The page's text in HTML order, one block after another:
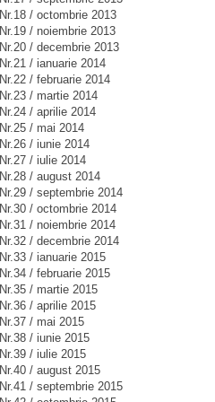
Nr.18 / octombrie 2013
Nr.19 / noiembrie 2013
Nr.20 / decembrie 2013
Nr.21 / ianuarie 2014
Nr.22 / februarie 2014
Nr.23 / martie 2014
Nr.24 / aprilie 2014
Nr.25 / mai 2014
Nr.26 / iunie 2014
Nr.27 / iulie 2014
Nr.28 / august 2014
Nr.29 / septembrie 2014
Nr.30 / octombrie 2014
Nr.31 / noiembrie 2014
Nr.32 / decembrie 2014
Nr.33 / ianuarie 2015
Nr.34 / februarie 2015
Nr.35 / martie 2015
Nr.36 / aprilie 2015
Nr.37 / mai 2015
Nr.38 / iunie 2015
Nr.39 / iulie 2015
Nr.40 / august 2015
Nr.41 / septembrie 2015